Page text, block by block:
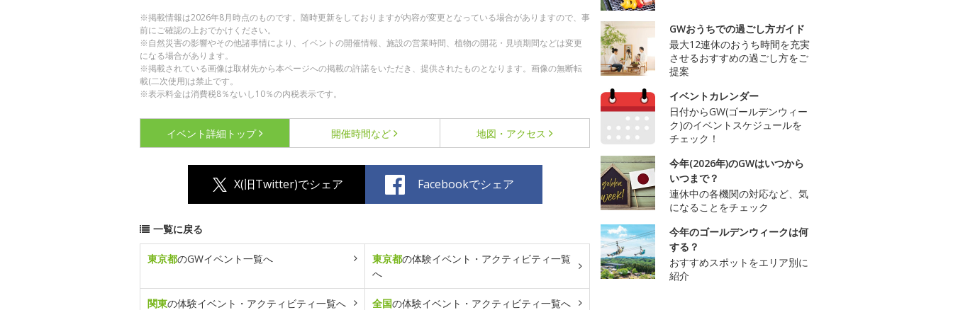
※掲載情報は2026年8月時点のものです。随時更新をしておりますが内容が変更となっている場合がありますので、事
前にご確認の上おでかけください。
※自然災害の影響やその他諸事情により、イベントの開催情報、施設の営業時間、植物の開花・見頃期間などは変更
になる場合があります。
※掲載されている画像は取材先から本ページへの掲載の許諾をいただき、提供されたものとなります。画像の無断転
載(二次使用)は禁止です。
※表示料金は消費税8％ないし10％の内税表示です。
イベント詳細 トップ 開催時間など 地図・アクセス
X(旧Twitter)でシェア Facebookでシェア
一覧に戻る
東京都のGWイベント一覧へ 東京都の体験イベント・アクティビティ一覧
へ
関東の体験イベント・アクティビティ一覧へ 全国の体験イベント・アクティビティ一覧へ
GWおうちでの過ごし方ガイド
最大12連休のおうち時間を充実
させるおすすめの過ごし方をご
提案
イベントカレンダー
日付からGW(ゴールデンウィー
ク)のイベントスケジュールを
チェック！
今年(2026年)のGWはいつから
いつまで？
連休中の各機関の対応など、気
になることをチェック
今年のゴールデンウィークは何
する？
おすすめスポットをエリア別に
紹介